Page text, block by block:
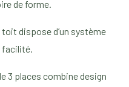
de forme.
dispose d’un système
facilité.
3 places combine design